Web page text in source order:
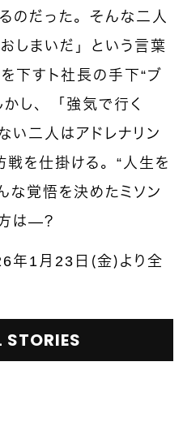
のだった。そんな二人
しまいだ」という言葉
下すト社長の手下“ブ
かし、「強気で行く
い二人はアドレナリン
を仕掛ける。“人生を
な覚悟を決めたミソン
は—？
1月23日（金）より全
STORIES